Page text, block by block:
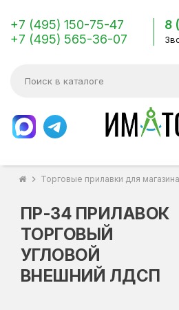
+7 (495) 150-75-47
+7 (495) 565-36-07
8
chevron_right Торговые прилавки для магазина
ПР-34 ПРИЛАВОК
ТОРГОВЫЙ
УГЛОВОЙ
ВНЕШНИЙ ЛДСП